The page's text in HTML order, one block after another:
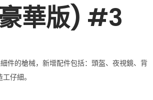
華版) #3
件的槍械，新增配件包括：頭盔、夜視鏡、背
仔細。